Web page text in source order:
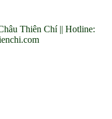
Thiên Chí || Hotline: